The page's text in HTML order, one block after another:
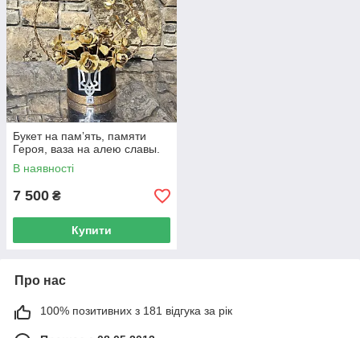
Букет на памʼять, памяти
Героя, ваза на алею славы.
В наявності
7 500 ₴
Купити
Про нас
100% позитивних з 181 відгука за рік